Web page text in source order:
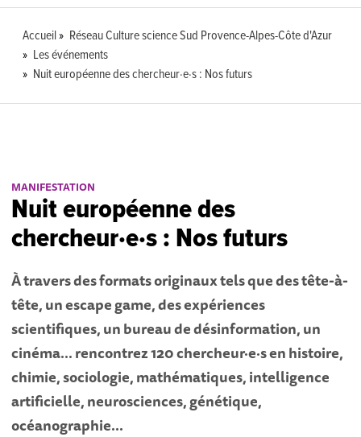
Accueil
Réseau Culture science Sud Provence-Alpes-Côte d'Azur
Les événements
Nuit européenne des chercheur·e·s : Nos futurs
MANIFESTATION
Nuit européenne des
chercheur·e·s : Nos futurs
À travers des formats originaux tels que des tête-à-
tête, un escape game, des expériences
scientifiques, un bureau de désinformation, un
cinéma… rencontrez 120 chercheur·e·s en histoire,
chimie, sociologie, mathématiques, intelligence
artificielle, neurosciences, génétique,
océanographie...